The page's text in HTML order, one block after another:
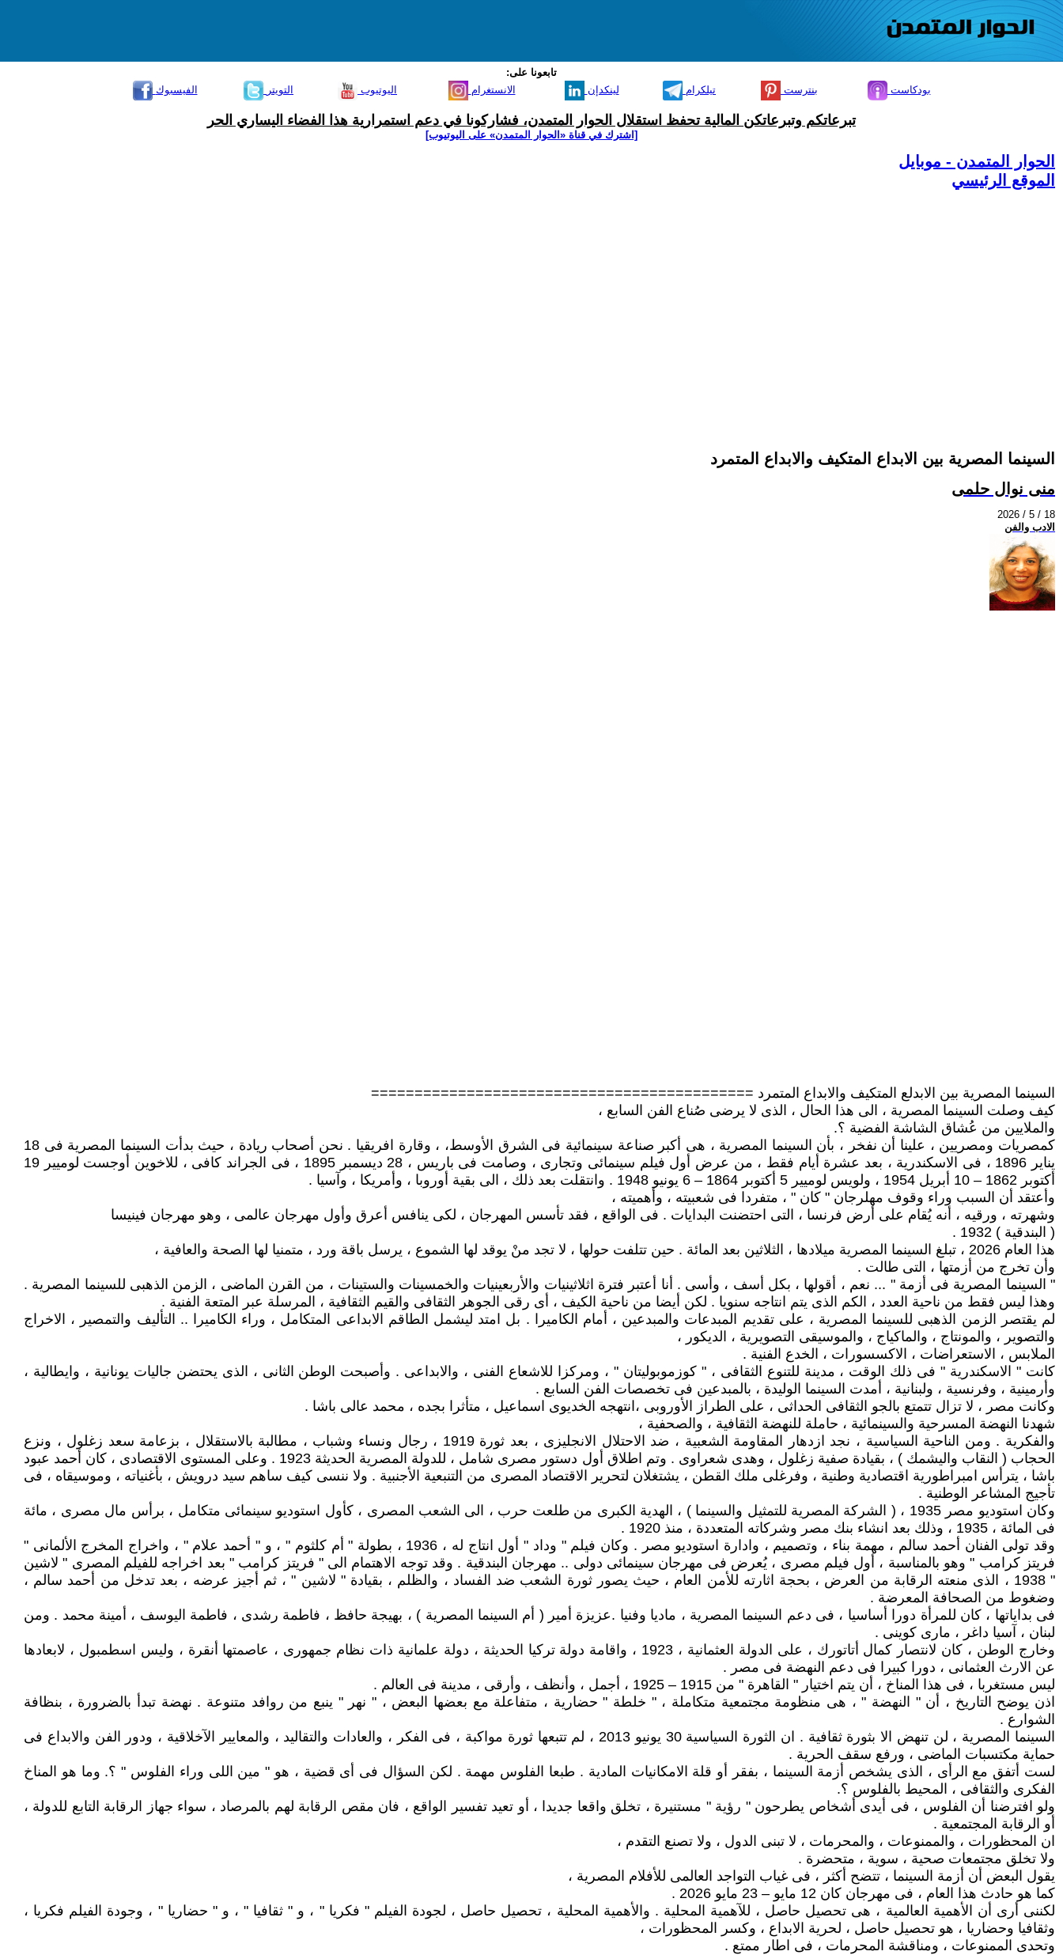
تابعونا على:
الفيسبوك
التويتر اليوتيوب الانستغرام لينكدإن تيلكرام بنترست بودكاست
تبرعاتكم وتبرعاتكن المالية تحفظ استقلال الحوار المتمدن، فشاركونا في دعم استمرارية هذا الفضاء اليساري الحر
[اشترك في قناة ‫«الحوار المتمدن» على اليوتيوب]
الحوار المتمدن - موبايل
الموقع الرئيسي
السينما المصرية بين الابداع المتكيف والابداع المتمرد
منى نوال حلمى
2026 / 5 / 18
الادب والفن
السينما المصرية بين الابدلع المتكيف والابداع المتمرد ============================================
كيف وصلت السينما المصرية ، الى هذا الحال ، الذى لا يرضى صُناع الفن السابع ،
والملايين من عُشاق الشاشة الفضية ؟.
كمصريات ومصريين ، علينا أن نفخر ، بأن السينما المصرية ، هى أكبر صناعة سينمائية فى الشرق الأوسط، ، وقارة افريقيا . نحن أصحاب ريادة ، حيث بدأت السينما المصرية فى 18
يناير 1896 ، فى الاسكندرية ، بعد عشرة أيام فقط ، من عرض أول فيلم سينمائى وتجارى ، وصامت فى باريس ، 28 ديسمبر 1895 ، فى الجراند كافى ، للاخوين أوجست لوميير 19
أكتوبر 1862 – 10 أبريل 1954 ، ولويس لوميير 5 أكتوبر 1864 – 6 يونيو 1948 . وانتقلت بعد ذلك ، الى بقية أوروبا ، وأمريكا ، وآسيا .
وأعتقد أن السبب وراء وقوف مهلرجان " كان " ، متفردا فى شعبيته ، وأهميته ،
وشهرته ، ورقيه ، أنه يُقام على أرض فرنسا ، التى احتضنت البدايات . فى الواقع ، فقد تأسس المهرجان ، لكى ينافس أعرق وأول مهرجان عالمى ، وهو مهرجان فينيسا
( البندقية ) 1932 .
هذا العام 2026 ، تبلغ السينما المصرية ميلادها ، الثلاثين بعد المائة . حين تتلفت حولها ، لا تجد منْ يوقد لها الشموع ، يرسل باقة ورد ، متمنيا لها الصحة والعافية ،
وأن تخرج من أزمتها ، التى طالت .
" السينما المصرية فى أزمة " ... نعم ، أقولها ، بكل أسف ، وأسى . أنا أعتبر فترة اثلاثينيات والأربعينيات والخمسينات والستينات ، من القرن الماضى ، الزمن الذهبى للسينما المصرية .
وهذا ليس فقط من ناحية العدد ، الكم الذى يتم انتاجه سنويا . لكن أيضا من ناحية الكيف ، أى رقى الجوهر الثقافى والقيم الثقافية ، المرسلة عبر المتعة الفنية .
لم يقتصر الزمن الذهبى للسينما المصرية ، على تقديم المبدعات والمبدعين ، أمام الكاميرا . بل امتد ليشمل الطاقم الابداعى المتكامل ، وراء الكاميرا .. التأليف والتمصير ، الاخراج
والتصوير ، والمونتاج ، والماكياج ، والموسيقى التصويرية ، الديكور ،
الملابس ، الاستعراضات ، الاكسسورات ، الخدع الفنية .
كانت " الاسكندرية " فى ذلك الوقت ، مدينة للتنوع الثقافى ، " كوزموبوليتان " ، ومركزا للاشعاع الفنى ، والابداعى . وأصبحت الوطن الثانى ، الذى يحتضن جاليات يونانية ، وايطالية ،
وأرمينية ، وفرنسية ، ولبنانية ، أمدت السينما الوليدة ، بالمبدعين فى تخصصات الفن السابع .
وكانت مصر ، لا تزال تتمتع بالجو الثقافى الحداثى ، على الطراز الأوروبى ،انتهجه الخديوى اسماعيل ، متأثرا بجده ، محمد عالى باشا .
شهدنا النهضة المسرحية والسينمائية ، حاملة للنهضة الثقافية ، والصحفية ،
والفكرية . ومن الناحية السياسية ، نجد ازدهار المقاومة الشعبية ، ضد الاحتلال الانجليزى ، بعد ثورة 1919 ، رجال ونساء وشباب ، مطالبة بالاستقلال ، بزعامة سعد زغلول ، ونزع
الحجاب ( النقاب واليشمك ) ، بقيادة صفية زغلول ، وهدى شعراوى . وتم اطلاق أول دستور مصرى شامل ، للدولة المصرية الحديثة 1923 . وعلى المستوى الاقتصادى ، كان أحمد عبود
باشا ، يترأس امبراطورية اقتصادية وطنية ، وفرغلى ملك القطن ، يشتغلان لتحرير الاقتصاد المصرى من التنبعية الأجنبية . ولا ننسى كيف ساهم سيد درويش ، بأغنياته ، وموسيقاه ، فى
تأجيج المشاعر الوطنية .
وكان استوديو مصر 1935 ، ( الشركة المصرية للتمثيل والسينما ) ، الهدية الكبرى من طلعت حرب ، الى الشعب المصرى ، كأول استوديو سينمائى متكامل ، برأس مال مصرى ، مائة
فى المائة ، 1935 ، وذلك بعد انشاء بنك مصر وشركاته المتعددة ، منذ 1920 .
وقد تولى الفنان أحمد سالم ، مهمة بناء ، وتصميم ، وادارة استوديو مصر . وكان فيلم " وداد " أول انتاج له ، 1936 ، بطولة " أم كلثوم " ، و " أحمد علام " ، واخراج المخرج الألمانى "
فريتز كرامب " وهو بالمناسبة ، أول فيلم مصرى ، يُعرض فى مهرجان سينمائى دولى .. مهرجان البندقية . وقد توجه الاهتمام الى " فريتز كرامب " بعد اخراجه للفيلم المصرى " لاشين
" 1938 ، الذى منعته الرقابة من العرض ، بحجة اثارته للأمن العام ، حيث يصور ثورة الشعب ضد الفساد ، والظلم ، بقيادة " لاشين " ، ثم أجيز عرضه ، بعد تدخل من أحمد سالم ،
وضغوط من الصحافة المعرضة .
فى بداياتها ، كان للمرأة دورا أساسيا ، فى دعم السينما المصرية ، ماديا وفنيا .عزيزة أمير ( أم السينما المصرية ) ، بهيجة حافظ ، فاطمة رشدى ، فاطمة اليوسف ، أمينة محمد . ومن
لبنان ، آسيا داغر ، مارى كوينى .
وخارج الوطن ، كان لانتصار كمال أتاتورك ، على الدولة العثمانية ، 1923 ، واقامة دولة تركيا الحديثة ، دولة علمانية ذات نظام جمهورى ، عاصمتها أنقرة ، وليس اسطمبول ، لابعادها
عن الارث العثمانى ، دورا كبيرا فى دعم النهضة فى مصر .
ليس مستغربا ، فى هذا المناخ ، أن يتم اختيار " القاهرة " من 1915 – 1925 ، أجمل ، وأنظف ، وأرقى ، مدينة فى العالم .
اذن يوضح التاريخ ، أن " النهضة " ، هى منظومة مجتمعية متكاملة ، " خلطة " حضارية ، متفاعلة مع بعضها البعض ، " نهر " ينبع من روافد متنوعة . نهضة تبدأ بالضرورة ، بنظافة
الشوارع .
السينما المصرية ، لن تنهض الا بثورة ثقافية . ان الثورة السياسية 30 يونيو 2013 ، لم تتبعها ثورة مواكبة ، فى الفكر ، والعادات والتقاليد ، والمعايير الآخلاقية ، ودور الفن والابداع فى
حماية مكتسبات الماضى ، ورفع سقف الحرية .
لست أتفق مع الرأى ، الذى يشخص أزمة السينما ، بفقر أو قلة الامكانيات المادية . طبعا الفلوس مهمة . لكن السؤال فى أى قضية ، هو " مين اللى وراء الفلوس " ؟. وما هو المناخ
الفكرى والثقافى ، المحيط بالفلوس ؟.
ولو افترضنا أن الفلوس ، فى أيدى أشخاص يطرحون " رؤية " مستنيرة ، تخلق واقعا جديدا ، أو تعيد تفسير الواقع ، فان مقص الرقابة لهم بالمرصاد ، سواء جهاز الرقابة التابع للدولة ،
أو الرقابة المجتمعية .
ان المحظورات ، والممنوعات ، والمحرمات ، لا تبنى الدول ، ولا تصنع التقدم ،
ولا تخلق مجتمعات صحية ، سوية ، متحضرة .
يقول البعض أن أزمة السينما ، تتضح أكثر ، فى غياب التواجد العالمى للأفلام المصرية ،
كما هو حادث هذا العام ، فى مهرجان كان 12 مايو – 23 مايو 2026 .
لكننى أرى أن الأهمية العالمية ، هى تحصيل حاصل ، للآهمية المحلية . والأهمية المحلية ، تحصيل حاصل ، لجودة الفيلم " فكريا " ، و " ثقافيا " ، و " حضاريا " ، وجودة الفيلم فكريا ،
وثقافيا وحضاريا ، هو تحصيل حاصل ، لحرية الابداع ، وكسر المحظورات ،
وتحدى الممنوعات ، ومناقشة المحرمات ، فى اطار ممتع .